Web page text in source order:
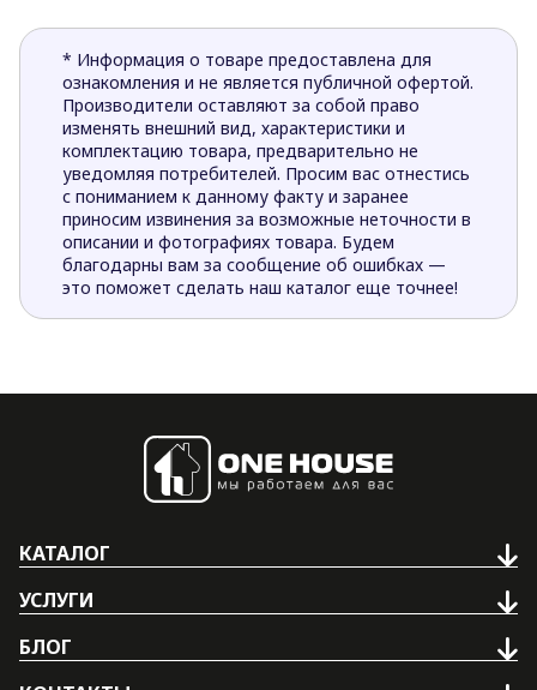
* Информация о товаре предоставлена для
ознакомления и не является публичной офертой.
Производители оставляют за собой право
изменять внешний вид, характеристики и
комплектацию товара, предварительно не
уведомляя потребителей. Просим вас отнестись
с пониманием к данному факту и заранее
приносим извинения за возможные неточности в
описании и фотографиях товара. Будем
благодарны вам за сообщение об ошибках —
это поможет сделать наш каталог еще точнее!
КАТАЛОГ
УСЛУГИ
БЛОГ